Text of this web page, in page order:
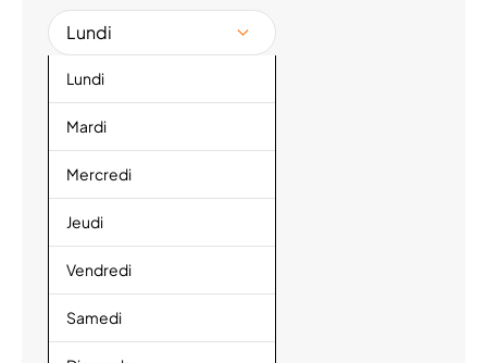
Lundi
Lundi
Mardi
Mercredi
Jeudi
Vendredi
Samedi